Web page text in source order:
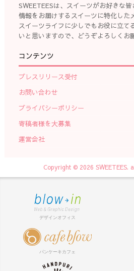
SWEETEESは、スイーツがお好きな
情報をお届けするスイーツに特化した
スイーツライフに少しでもお役に立て
いと思いますので、どうぞよろしくお
コンテンツ
プレスリリース受付
お問い合わせ
プライバシーポリシー
寄稿者様を大募集
運営会社
Copyright © 2026 SWEETEES.